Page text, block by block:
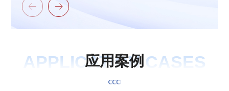
 
APPLICATION CASES
应用案例